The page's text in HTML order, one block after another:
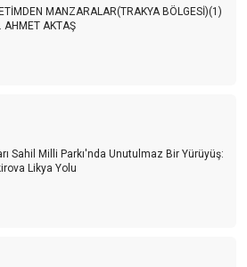
MANZARALAR(TRAKYA BÖLGESİ)(1)
AHMET AKTAŞ
Sahil Milli Parkı'nda Unutulmaz Bir Yürüyüş:
Likya Yolu